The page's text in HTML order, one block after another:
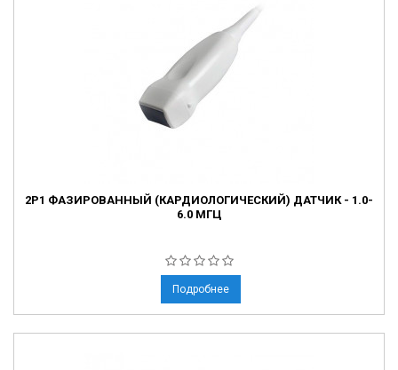
2P1 ФАЗИРОВАННЫЙ (КАРДИОЛОГИЧЕСКИЙ) ДАТЧИК - 1.0-
6.0 МГЦ
Подробнее